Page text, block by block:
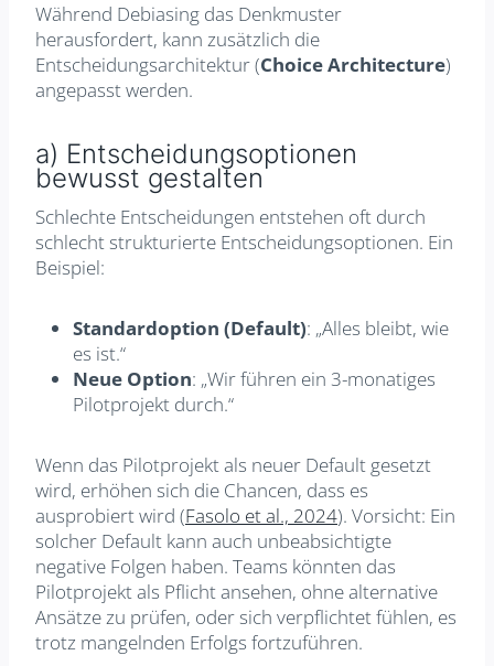
Während Debiasing das Denkmuster
herausfordert, kann zusätzlich die
Entscheidungsarchitektur (Choice Architecture)
angepasst werden.
a) Entscheidungsoptionen
bewusst gestalten
Schlechte Entscheidungen entstehen oft durch
schlecht strukturierte Entscheidungsoptionen. Ein
Beispiel:
Standardoption (Default): „Alles bleibt, wie
es ist.“
Neue Option: „Wir führen ein 3-monatiges
Pilotprojekt durch.“
Wenn das Pilotprojekt als neuer Default gesetzt
wird, erhöhen sich die Chancen, dass es
ausprobiert wird (Fasolo et al., 2024). Vorsicht: Ein
solcher Default kann auch unbeabsichtigte
negative Folgen haben. Teams könnten das
Pilotprojekt als Pflicht ansehen, ohne alternative
Ansätze zu prüfen, oder sich verpflichtet fühlen, es
trotz mangelnden Erfolgs fortzuführen.